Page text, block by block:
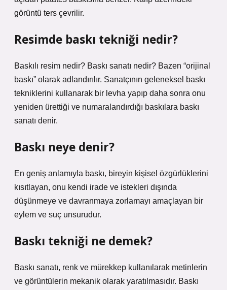
görüntü ters çevrilir.
Resimde baskı tekniği nedir?
Baskılı resim nedir? Baskı sanatı nedir? Bazen “orijinal
baskı” olarak adlandırılır. Sanatçının geleneksel baskı
tekniklerini kullanarak bir levha yapıp daha sonra onu
yeniden ürettiği ve numaralandırdığı baskılara baskı
sanatı denir.
Baskı neye denir?
En geniş anlamıyla baskı, bireyin kişisel özgürlüklerini
kısıtlayan, onu kendi irade ve istekleri dışında
düşünmeye ve davranmaya zorlamayı amaçlayan bir
eylem ve suç unsurudur.
Baskı tekniği ne demek?
Baskı sanatı, renk ve mürekkep kullanılarak metinlerin
ve görüntülerin mekanik olarak yaratılmasıdır. Baskı